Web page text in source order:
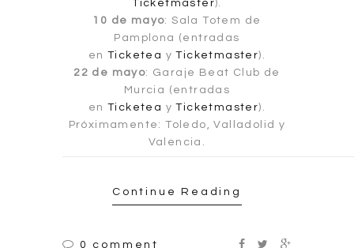
Ticketmaster).
10 de mayo: Sala Totem de
Pamplona (entradas
enTicketea yTicketmaster).
22 de mayo: Garaje Beat Club de
Murcia (entradas
enTicketea yTicketmaster).
Próximamente: Toledo, Valladolid y
Valencia.
Continue Reading
0 comment